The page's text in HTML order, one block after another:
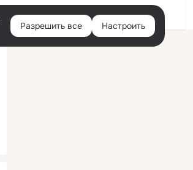
Войти
Разрешить все Настроить